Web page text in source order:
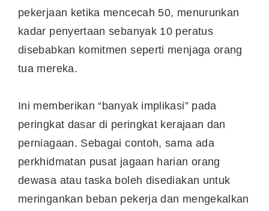
pekerjaan ketika mencecah 50, menurunkan
kadar penyertaan sebanyak 10 peratus
disebabkan komitmen seperti menjaga orang
tua mereka.
Ini memberikan “banyak implikasi” pada
peringkat dasar di peringkat kerajaan dan
perniagaan. Sebagai contoh, sama ada
perkhidmatan pusat jagaan harian orang
dewasa atau taska boleh disediakan untuk
meringankan beban pekerja dan mengekalkan